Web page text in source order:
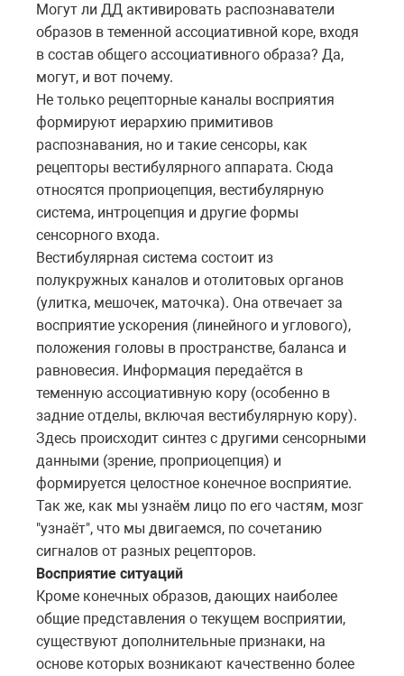
Могут ли ДД активировать распознаватели
образов в теменной ассоциативной коре, входя
в состав общего ассоциативного образа? Да,
могут, и вот почему.
Не только рецепторные каналы восприятия
формируют иерархию примитивов
распознавания, но и такие сенсоры, как
рецепторы вестибулярного аппарата. Сюда
относятся проприоцепция, вестибулярную
система, интроцепция и другие формы
сенсорного входа.
Вестибулярная система состоит из
полукружных каналов и отолитовых органов
(улитка, мешочек, маточка). Она отвечает за
восприятие ускорения (линейного и углового),
положения головы в пространстве, баланса и
равновесия. Информация передаётся в
теменную ассоциативную кору (особенно в
задние отделы, включая вестибулярную кору).
Здесь происходит синтез с другими сенсорными
данными (зрение, проприоцепция) и
формируется целостное конечное восприятие.
Так же, как мы узнаём лицо по его частям, мозг
"узнаёт", что мы двигаемся, по сочетанию
сигналов от разных рецепторов.
Восприятие ситуаций
Кроме конечных образов, дающих наиболее
общие представления о текущем восприятии,
существуют дополнительные признаки, на
основе которых возникают качественно более